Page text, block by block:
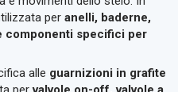
per anelli, baderne,
componenti specifici per
alle guarnizioni in grafite